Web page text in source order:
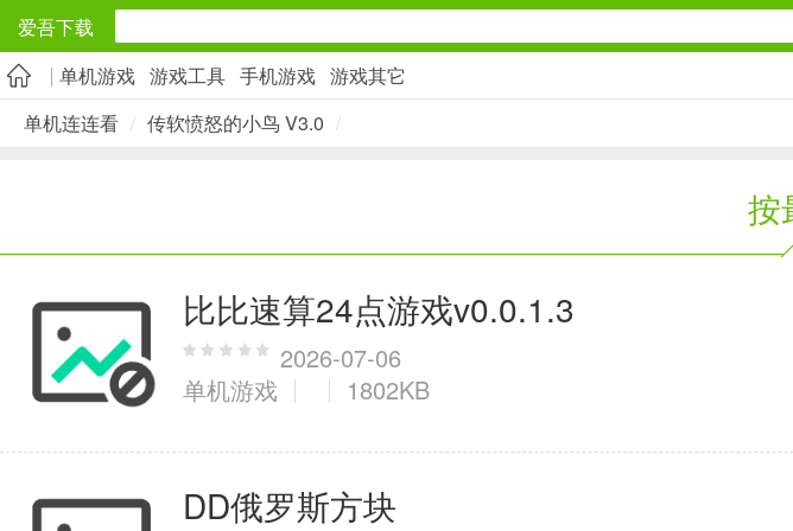
爱吾下载
安卓应用
旅游出行
社
2千
实用工具
2万+款应用
资讯阅读
1万+款应用
学
单机游戏 游戏工具 手机游戏 游戏其它
单机连连看 / 传软愤怒的小鸟 V3.0 /
按
比比速算24点游戏v0.0.1.3
2026-07-06
单机游戏
1802KB
DD俄罗斯方块